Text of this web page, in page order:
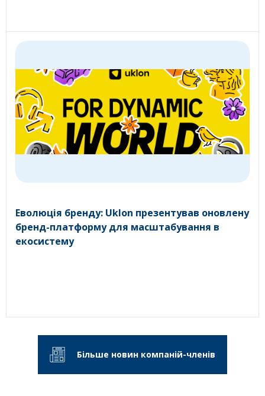
Еволюція бренду: Uklon презентував оновлену
бренд-платформу для масштабування в
екосистему
Більше новин компаній-членів